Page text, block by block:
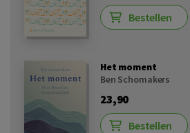
Bestellen
Het moment
Ben Schomakers
23,90
Bestellen